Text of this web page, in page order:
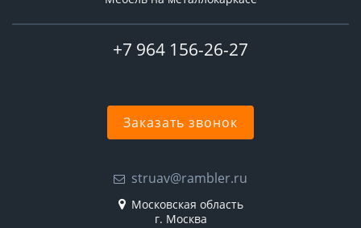
+7 964 156-26-27
Заказать звонок
struav@rambler.ru
Московская область
г. Москва